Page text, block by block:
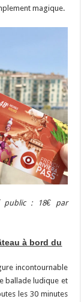
magique.
public : 18€ par
à bord du
incontournable
ballade ludique et
les 30 minutes